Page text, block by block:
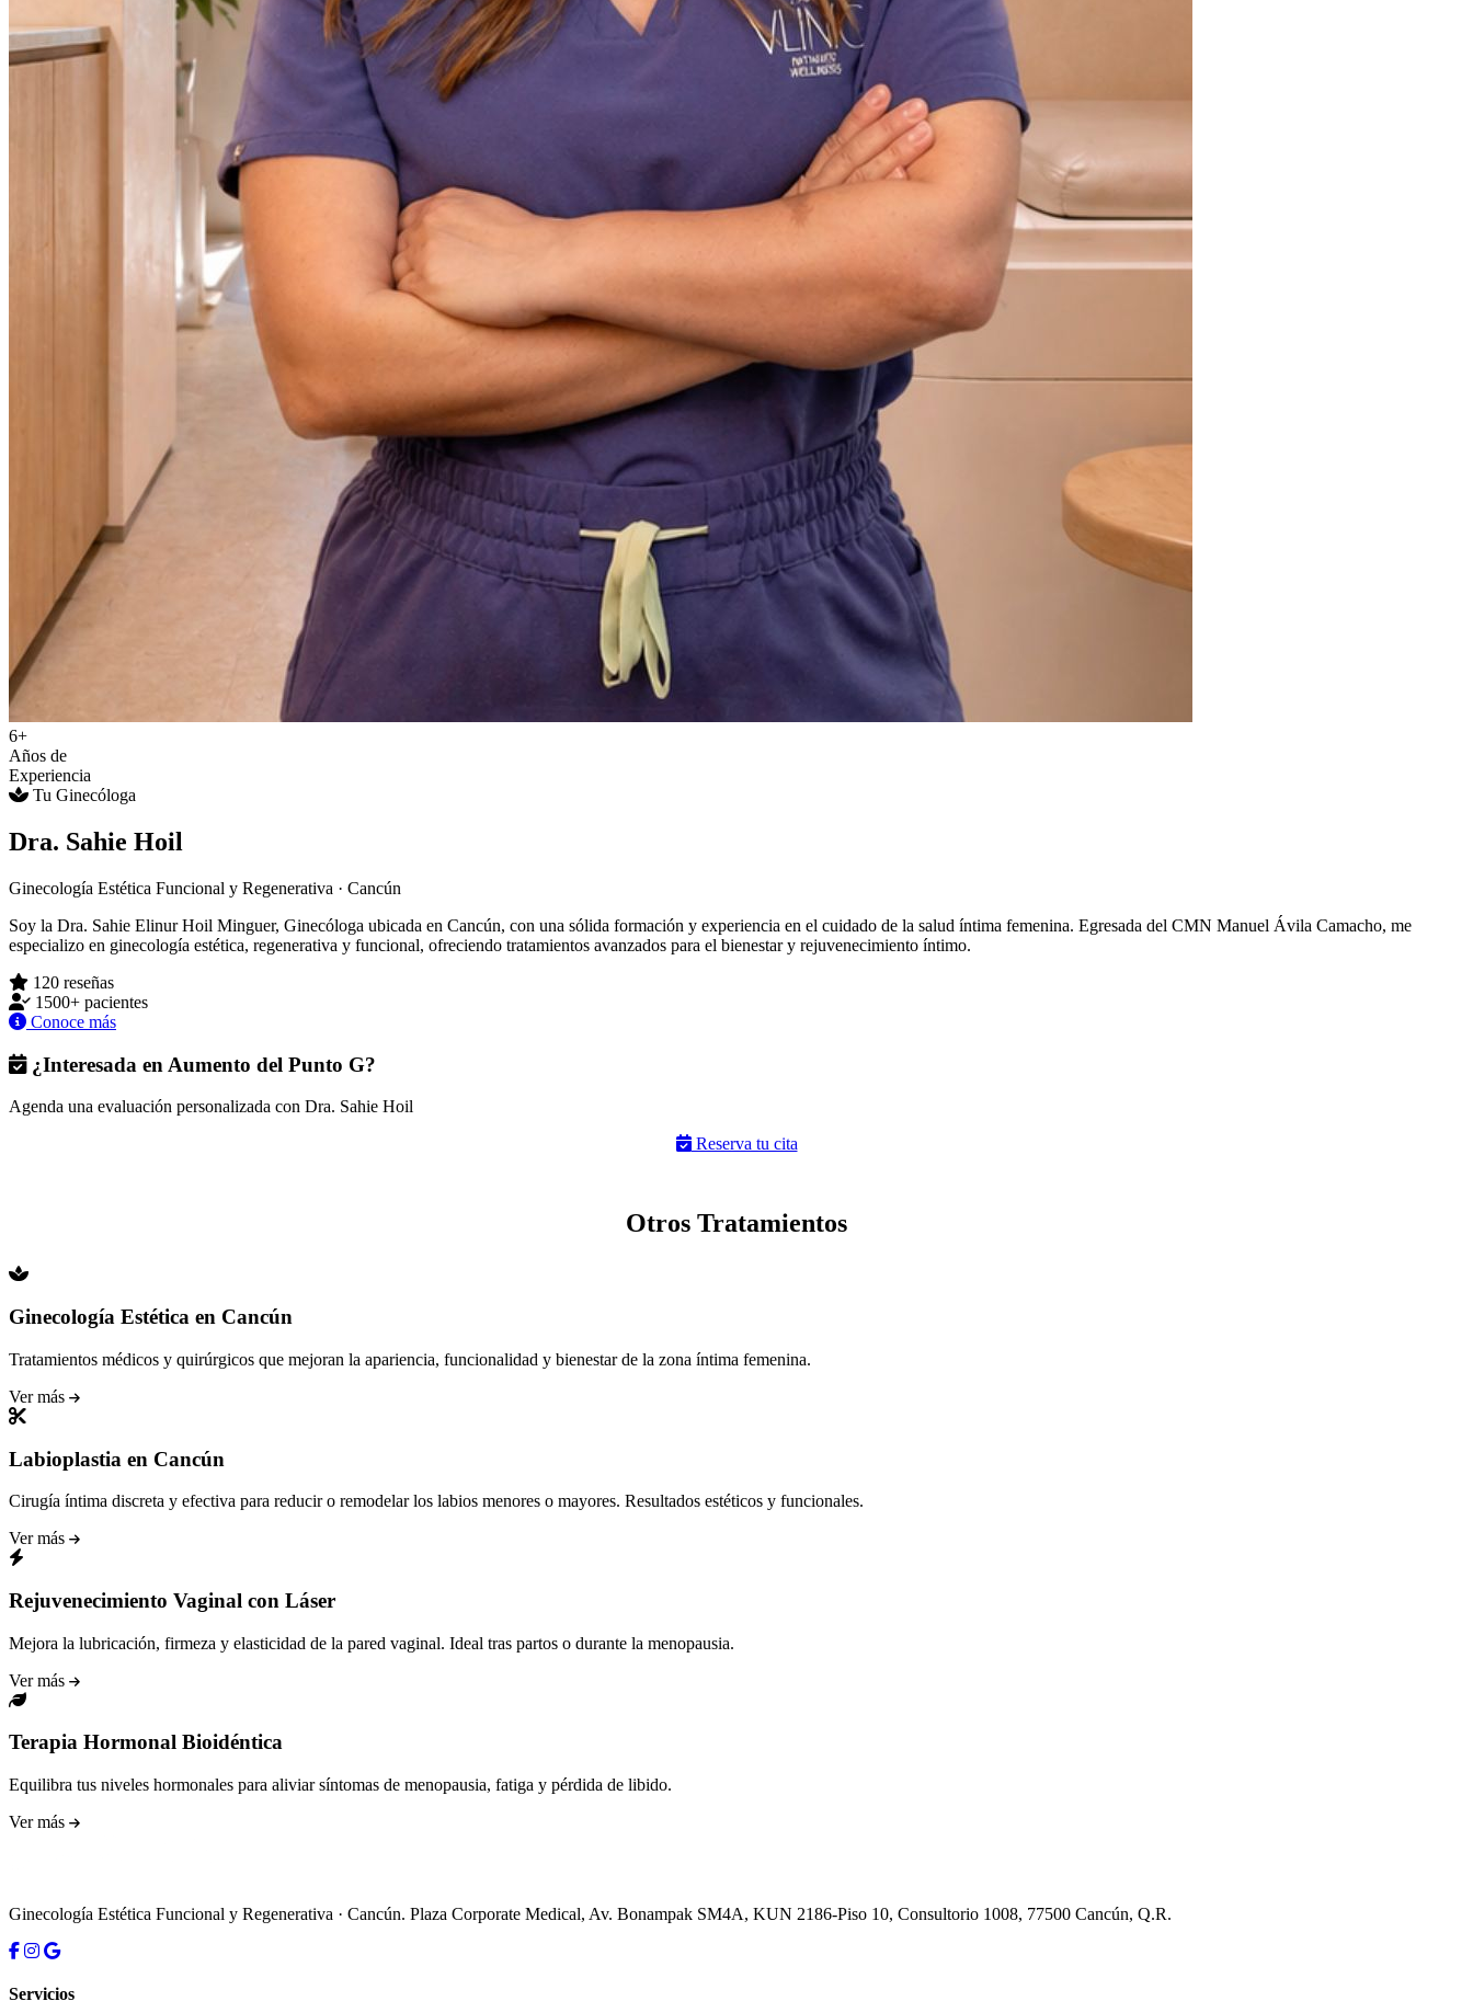
6+
Años de
Experiencia
Tu Ginecóloga
Dra. Sahie Hoil
Ginecología Estética Funcional y Regenerativa · Cancún
Soy la Dra. Sahie Elinur Hoil Minguer, Ginecóloga ubicada en Cancún, con una sólida formación y experiencia en el cuidado de la salud íntima femenina. Egresada del CMN Manuel Ávila Camacho, me
especializo en ginecología estética, regenerativa y funcional, ofreciendo tratamientos avanzados para el bienestar y rejuvenecimiento íntimo.
120 reseñas
1500+ pacientes
Conoce más
¿Interesada en Aumento del Punto G?
Agenda una evaluación personalizada con Dra. Sahie Hoil
Reserva tu cita
Otros Tratamientos
Ginecología Estética en Cancún
Tratamientos médicos y quirúrgicos que mejoran la apariencia, funcionalidad y bienestar de la zona íntima femenina.
Ver más
Labioplastia en Cancún
Cirugía íntima discreta y efectiva para reducir o remodelar los labios menores o mayores. Resultados estéticos y funcionales.
Ver más
Rejuvenecimiento Vaginal con Láser
Mejora la lubricación, firmeza y elasticidad de la pared vaginal. Ideal tras partos o durante la menopausia.
Ver más
Terapia Hormonal Bioidéntica
Equilibra tus niveles hormonales para aliviar síntomas de menopausia, fatiga y pérdida de libido.
Ver más
Ginecología Estética Funcional y Regenerativa · Cancún. Plaza Corporate Medical, Av. Bonampak SM4A, KUN 2186-Piso 10, Consultorio 1008, 77500 Cancún, Q.R.
Servicios